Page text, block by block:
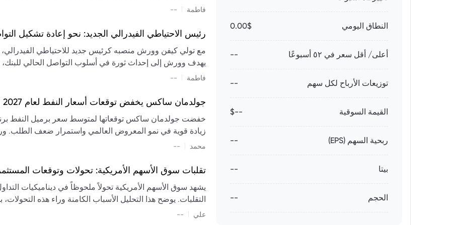
النطاق اليومي 0.00$
أعلى/ أقل سعر في ٥٢ أسبوعًا --
توزيعات الأرباح لكل سهم --
القيمة السوقية --$
ربحية السهم (EPS) --
بيتا --
الحجم --
تشكيل تقييم الصناعة، مع توقعات بارتفاع مستمر في الأسعار
فاطمة --
رئيس الاحتياطي الفيدرالي الجديد: نحو إعادة تشكيل
مع تولي كيفن وورش منصبه كرئيس جديد للاحتياطي الفيدرالي،
يهدف وورش إلى إحداث ثورة في أسلوب التواصل الحالي للبنك،
السياسة ويمنح البنك المركزي دوراً مبالغاً فيه. يسعى إلى
فاطمة --
جولدمان ساكس يخفض توقعات أسعار النفط لعام 2027 وسط تغيرات في العرض والطلب
زيادة قوية في نمو المعروض العالمي واستمرار ضعف الطلب.
العالمية في الربع الثاني
سابقًا. من المتوقع عودة صادرات دول الخليج إلى طبيعتها
عدم اليقين الجيوسياسي يمكن أن يؤدي إلى تقلبات سعرية
استمرار الاضطرابات، وسيناريوهات لانخفاض الأسعار في
إضافي.
محمد --
تقلبات سوق الأسهم الأمريكية: تحولات وتوقعات
يشهد سوق الأسهم الأمريكية تحولاً ملحوظاً في ديناميكيات
التقلبات. يوضح هذا التحليل الأسباب الكامنة وراء هذه
علي --